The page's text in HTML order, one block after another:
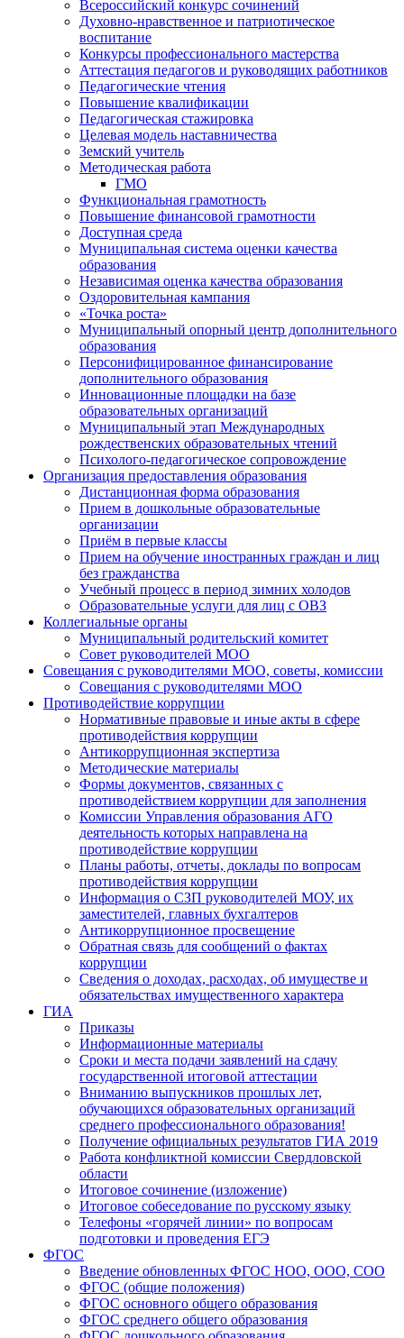
Всероссийский конкурс сочинений
Духовно-нравственное и патриотическое
воспитание
Конкурсы профессионального мастерства
Аттестация педагогов и руководящих работников
Педагогические чтения
Повышение квалификации
Педагогическая стажировка
Целевая модель наставничества
Земский учитель
Методическая работа
ГМО
Функциональная грамотность
Повышение финансовой грамотности
Доступная среда
Муниципальная система оценки качества
образования
Независимая оценка качества образования
Оздоровительная кампания
«Точка роста»
Муниципальный опорный центр дополнительного
образования
Персонифицированное финансирование
дополнительного образования
Инновационные площадки на базе
образовательных организаций
Муниципальный этап Международных
рождественских образовательных чтений
Психолого-педагогическое сопровождение
Организация предоставления образования
Дистанционная форма образования
Прием в дошкольные образовательные
организации
Приём в первые классы
Прием на обучение иностранных граждан и лиц
без гражданства
Учебный процесс в период зимних холодов
Образовательные услуги для лиц с ОВЗ
Коллегиальные органы
Муниципальный родительский комитет
Совет руководителей МОО
Совещания с руководителями МОО, советы, комиссии
Совещания с руководителями МОО
Противодействие коррупции
Нормативные правовые и иные акты в сфере
противодействия коррупции
Антикоррупционная экспертиза
Методические материалы
Формы документов, связанных с
противодействием коррупции для заполнения
Комиссии Управления образования АГО
деятельность которых направлена на
противодействие коррупции
Планы работы, отчеты, доклады по вопросам
противодействия коррупции
Информация о СЗП руководителей МОУ, их
заместителей, главных бухгалтеров
Антикоррупционное просвещение
Обратная связь для сообщений о фактах
коррупции
Сведения о доходах, расходах, об имуществе и
обязательствах имущественного характера
ГИА
Приказы
Информационные материалы
Сроки и места подачи заявлений на сдачу
государственной итоговой аттестации
Вниманию выпускников прошлых лет,
обучающихся образовательных организаций
среднего профессионального образования!
Получение официальных результатов ГИА 2019
Работа конфликтной комиссии Свердловской
области
Итоговое сочинение (изложение)
Итоговое собеседование по русскому языку
Телефоны «горячей линии» по вопросам
подготовки и проведения ЕГЭ
ФГОС
Введение обновленных ФГОС НОО, ООО, СОО
ФГОС (общие положения)
ФГОС основного общего образования
ФГОС среднего общего образования